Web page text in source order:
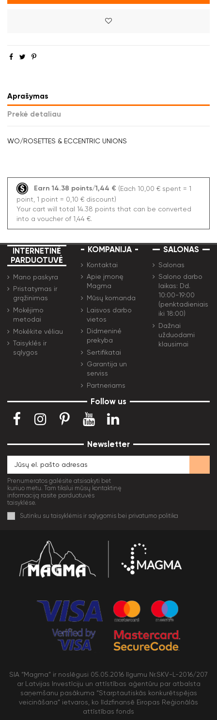
Aprašymas
Prekė detaliau
WO/ROSETTES & ECCENTRIC UNIONS
Earn 14.38 points/1,44 € (Each 10,00 € spent = 1
point, 1 point = 0,10 € discount)
Your cart will total 14.38 points that can be converted
into a voucher of 1,44 €.
INTERNETINĖ
PARDUOTUVĖ
Mano paskyra
Pristatymas ir
grąžinimas
Mokėjimo
metodai
Mokėkite vėliau
Taisyklės ir
sąlygos
KOMPANIJA
Kontaktai
Apie įmonę
Magma
Mūsų komanda
Laisvos darbo
vietos
Didmeninė
prekyba
Sertifikatai
Garantija un
serviss
Partneriams
SALONAS
Salonas
Salono darbo
laikas: Dd.
10:00-19:00
(penktadieniais
iki 18:00)
Dažnai
užduodami
klausimai
Follow us
Newsletter
Prenumeratos galėsite atsisakyti bet
kuriuo metu. Tam tikslui mūsų kontaktinę
informaciją rasite parduotuvės
taisyklėse.
Sutinku su taisyklėmis ir sąlygomis bei privatumo politika
SIA “Magma” ir noslēgusi 05.05.2016 līgumu Nr.SKV-L-2016/207
ar Latvijas Investīciju un attīstības aģentūru par atbalsta
saņemšanu pasākuma “Starptautiskās konkurētspējas
veicināšana” ietvaros, ko līdzfinansē Eiropas Reģionālās
attīstības fonds